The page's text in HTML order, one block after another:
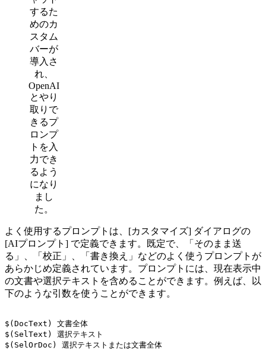
するた
めのカ
スタム
バーが
導入さ
れ、
OpenAI
とやり
取りで
きるプ
ロンプ
トを入
力でき
るよう
になり
まし
た。
よく使用するプロンプトは、[カスタマイズ] ダイアログの
[AIプロンプト] で定義できます。既定で、「そのまま送
る」、「校正」、「書き換え」などのよく使うプロンプトが
あらかじめ定義されています。プロンプトには、現在表示中
の文書や選択テキストを含めることができます。例えば、以
下のような引数を使うことができます。
$(DocText) 文書全体
$(SelText) 選択テキスト